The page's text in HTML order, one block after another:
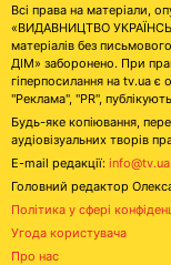
Всі права на матеріали,
«ВИДАВНИЦТВО
матеріалів без
ДІМ» заборонено. При
гіперпосилання на tv.ua є
"Реклама", "PR",
Будь-яке копіювання,
аудіовізуальних творів
E-mail редакції: info@tv.ua
Головний редактор
Політика у сфері
Угода користувача
Про нас